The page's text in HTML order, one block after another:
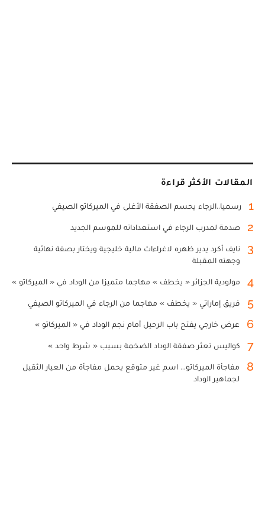
المقالات الأكثر قراءة
1 رسميا..الرجاء يحسم الصفقة الأغلى في الميركاتو الصيفي
2 صدمة لمدرب الرجاء في استعداداته للموسم الجديد
3
نايف أكرد يدير ظهره لاغراءات مالية خليجية ويختار بصفة نهائية
وجهته المقبلة
4 مولودية الجزائر « يخطف » مهاجما متميزا من الوداد في « الميركاتو »
5 فريق إماراتي « يخطف » مهاجما من الرجاء في الميركاتو الصيفي
6 عرض خارجي يفتح باب الرحيل أمام نجم الوداد في « الميركاتو »
7 كواليس تعثر صفقة الوداد الضخمة بسبب « شرط واحد »
8
مفاجأة الميركاتو... اسم غير متوقع يحمل مفاجأة من العيار الثقيل
لجماهير الوداد